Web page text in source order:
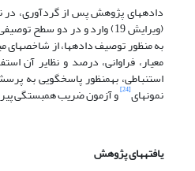
داده­های پژوهش پس از گردآوری،
(ویرایش 19) وارد و در دو سطح
به منظور توصیف داده­ها، از شاخص­های
معیار، فراوانی، درصد و نظایر آن
استنباطی، به­منظور پاسخگویی به
نمونه­ای[24] و آزمون ضریب همبستگی
یافته­های پژوهش